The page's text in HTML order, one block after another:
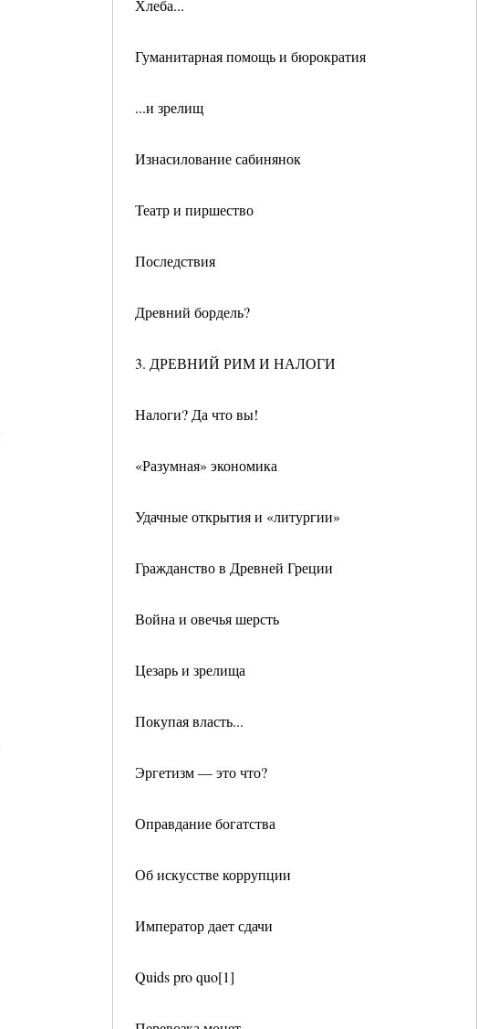
Хлеба...
Гуманитарная помощь и бюрократия
...и зрелищ
Изнасилование сабинянок
Театр и пиршество
Последствия
Древний бордель?
3. ДРЕВНИЙ РИМ И НАЛОГИ
Налоги? Да что вы!
«Разумная» экономика
Удачные открытия и «литургии»
Гражданство в Древней Греции
Война и овечья шерсть
Цезарь и зрелища
Покупая власть...
Эргетизм — это что?
Оправдание богатства
Об искусстве коррупции
Император дает сдачи
Quids pro quo[1]